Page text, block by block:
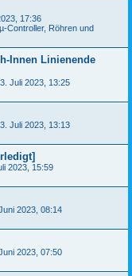
17:36
Controller, Röhren und
Innen Linienende
Juli 2023, 13:25
Juli 2023, 13:13
2023, 15:59
2023, 08:14
2023, 07:50